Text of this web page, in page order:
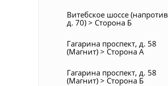
Витебское шоссе (напротив
д. 70) > Сторона Б
Гагарина проспект, д. 58
(Магнит) > Сторона А
Гагарина проспект, д. 58
(Магнит) > Сторона Б